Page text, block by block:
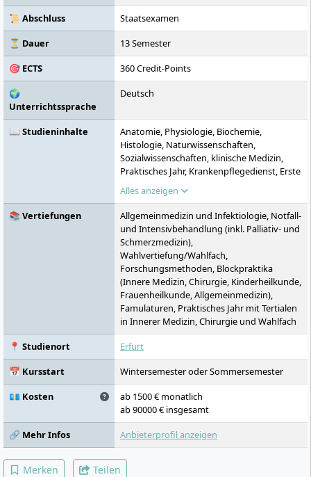
📜 Abschluss
Staatsexamen
⏳ Dauer
13 Semester
🎯 ECTS
360 Credit-Points
🌍
Unterrichtssprache
Deutsch
📖 Studieninhalte
Anatomie, Physiologie, Biochemie,
Histologie, Naturwissenschaften,
Sozialwissenschaften, klinische Medizin,
Praktisches Jahr, Krankenpflegedienst, Erste
Hilfe, Famulatur
Alles anzeigen
📚 Vertiefungen
Allgemeinmedizin und Infektiologie, Notfall-
und Intensivbehandlung (inkl. Palliativ- und
Schmerzmedizin),
Wahlvertiefung/Wahlfach,
Forschungsmethoden, Blockpraktika
(Innere Medizin, Chirurgie, Kinderheilkunde,
Frauenheilkunde, Allgemeinmedizin),
Famulaturen, Praktisches Jahr mit Tertialen
in Innerer Medizin, Chirurgie und Wahlfach
📍 Studienort
Erfurt
📅 Kursstart
Wintersemester oder Sommersemester
💶 Kosten
ab 1500 € monatlich
ab 90000 € insgesamt
🔗 Mehr Infos
Anbieterprofil anzeigen
Merken Teilen